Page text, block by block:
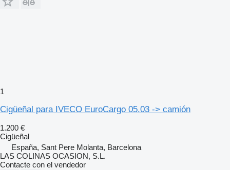
1
Cigüeñal para IVECO EuroCargo 05.03 -> camión
1.200 €
Cigüeñal
España, Sant Pere Molanta, Barcelona
LAS COLINAS OCASION, S.L.
Contacte con el vendedor